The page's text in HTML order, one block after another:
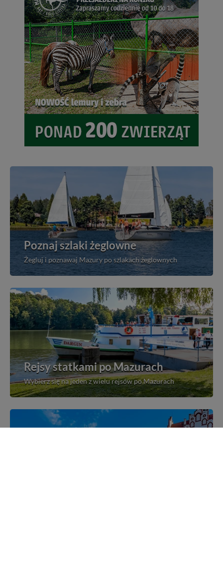
Poznaj szlaki żeglowne
Żegluj i poznawaj Mazury po szlakach żeglownych
Rejsy statkami po Mazurach
Wybierz się na jeden z wielu rejsów po Mazurach